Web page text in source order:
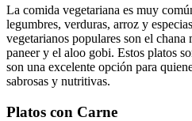
La comida vegetariana es muy
legumbres, verduras, arroz y
vegetarianos populares son el
paneer y el aloo gobi. Estos platos
son una excelente opción para
sabrosas y nutritivas.
Platos con Carne